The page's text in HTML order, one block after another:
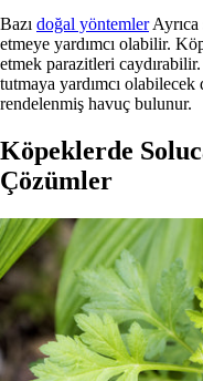
Bazı doğal yöntemlerAyrıca
etmeye yardımcı olabilir.
etmek parazitleri
tutmaya yardımcı
rendelenmiş havuç bulunur.
Köpeklerde
Çözümler